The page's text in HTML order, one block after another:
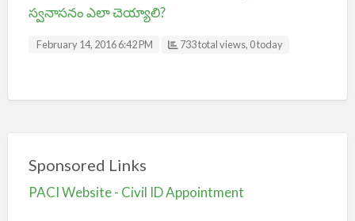
స్వనాసనం ఎలా చెయ్యాలి?
February 14, 2016 6:42 PM 733 total views, 0 today
Sponsored Links
PACI Website - Civil ID Appointment